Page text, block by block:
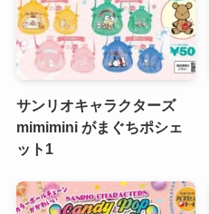
サンリオキャラクターズ
mimimini がまぐちポシェ
ット1